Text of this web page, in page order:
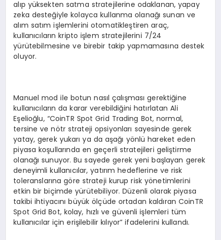
alıp yüksekten satma stratejilerine odaklanan, yapay
zeka desteğiyle kolayca kullanma olanağı sunan ve
alım satım işlemlerini otomatikleştiren araç,
kullanıcıların kripto işlem stratejilerini 7/24
yürütebilmesine ve birebir takip yapmamasına destek
oluyor.
Manuel mod ile botun nasıl çalışması gerektiğine
kullanıcıların da karar verebildiğini hatırlatan Ali
Eşelioğlu, “CoinTR Spot Grid Trading Bot, normal,
tersine ve nötr strateji opsiyonları sayesinde gerek
yatay, gerek yukarı ya da aşağı yönlü hareket eden
piyasa koşullarında en geçerli stratejileri geliştirme
olanağı sunuyor. Bu sayede gerek yeni başlayan gerek
deneyimli kullanıcılar, yatırım hedeflerine ve risk
toleranslarına göre strateji kurup risk yönetimlerini
etkin bir biçimde yürütebiliyor. Düzenli olarak piyasa
takibi ihtiyacını büyük ölçüde ortadan kaldıran CoinTR
Spot Grid Bot, kolay, hızlı ve güvenli işlemleri tüm
kullanıcılar için erişilebilir kılıyor” ifadelerini kullandı.